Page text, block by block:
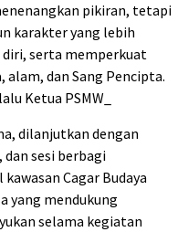
pikiran, tetapi
karakter yang lebih
serta memperkuat
dan Sang Pencipta.
Ketua PSMW_
dilanjutkan dengan
sesi berbagi
Cagar Budaya
yang mendukung
selama kegiatan